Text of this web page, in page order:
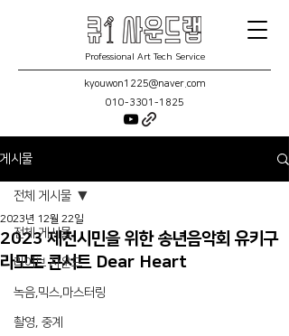
Professional Art Tech Service
kyouwon1225@naver.com
010-3301-1825
게시물
전체 게시물
라이브 사운드
녹음,믹스,마스터링
촬영, 중계
전체 게시물
2023 제천시민을 위한 송년음악회 유키구
라모토 콘서트 Dear Heart
2023년 12월 22일